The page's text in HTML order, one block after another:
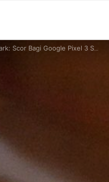
Scor Bagi Google Pixel 3 Setaraf iPhone XR